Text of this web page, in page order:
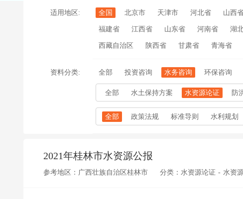
适用地区: 全国 北京市 天津市 河北省 山西
福建省 江西省 山东省 河南省 湖
西藏自治区 陕西省 甘肃省 青海省
资料分类: 全部 投资咨询 水务咨询 环保咨询
全部 水土保持方案 水资源论证 防
全部 政策法规 标准导则 水利规划
2021年桂林市水资源公报
参考地区：广西壮族自治区桂林市 分类：水资源论证 - 水资